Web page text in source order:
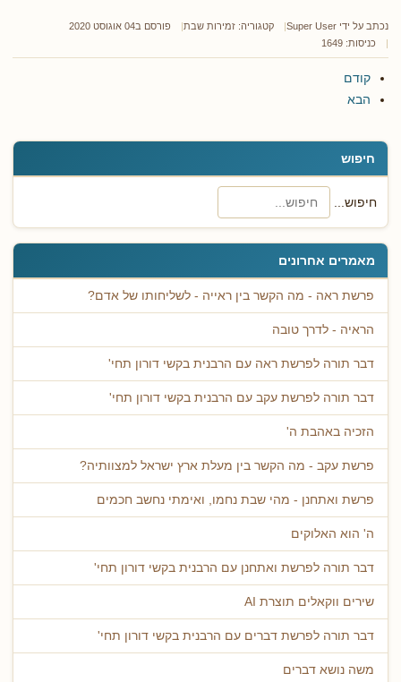
חיפוש
חיפוש...
מאמרים אחרונים
פרשת ראה - מה הקשר בין ראייה - לשליחותו של אדם?
הראיה - לדרך טובה
דבר תורה לפרשת ראה עם הרבנית בקשי דורון תחי'
דבר תורה לפרשת עקב עם הרבנית בקשי דורון תחי'
הזכיה באהבת ה'
פרשת עקב - מה הקשר בין מעלת ארץ ישראל למצוותיה?
פרשת ואתחנן - מהי שבת נחמו, ואימתי נחשב חכמים
ה' הוא האלוקים
דבר תורה לפרשת ואתחנן עם הרבנית בקשי דורון תחי'
שירים ווקאלים תוצרת AI
דבר תורה לפרשת דברים עם הרבנית בקשי דורון תחי'
משה נושא דברים
נכתב על ידי Super User קטגוריה: זמירות שבת
פורסם ב04 אוגוסט 2020
כניסות: 1649
קודם
הבא